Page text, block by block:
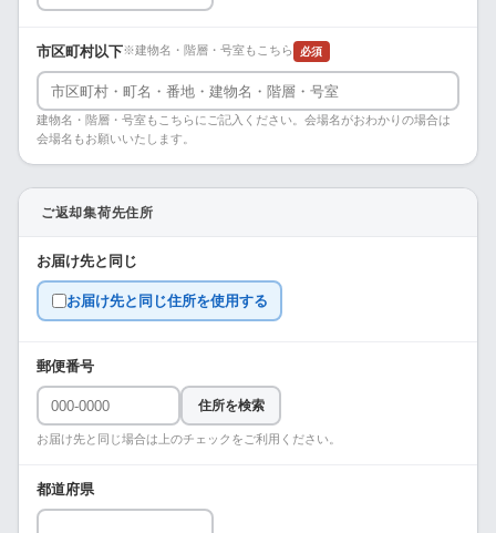
市区町村以下※建物名・階層・号室もこちら 必須
建物名・階層・号室もこちらにご記入ください。会場名がおわかりの場合は
会場名もお願いいたします。
ご返却集荷先住所
お届け先と同じ
お届け先と同じ住所を使用する
郵便番号
住所を検索
お届け先と同じ場合は上のチェックをご利用ください。
都道府県